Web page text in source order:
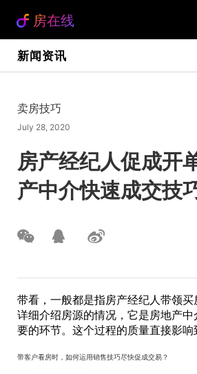
房在线
新闻资讯
卖房技巧
July 28, 2020
房产经纪人促成开
产中介快速成交技
带看，一般都是指房产经纪人带领
详细介绍房源的情况，它是房地产
要的环节。这个过程的质量直接影响
带客户看房时，如何运用销售技巧尽快促成交易？